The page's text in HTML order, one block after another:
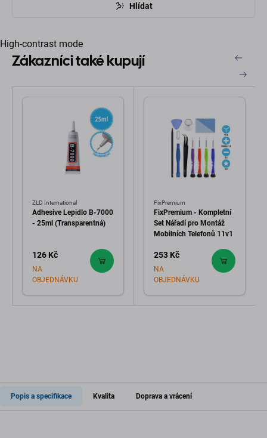
Hlídat
High-contrast mode
Zákazníci také kupují
ZLD International
Adhesive Lepidlo B-7000
- 25ml (Transparentná)
126 Kč
NA
OBJEDNÁVKU
FixPremium
FixPremium - Kompletní
Set Nářadí pro Montáž
Mobilních Telefonů 11v1
253 Kč
NA
OBJEDNÁVKU
Popis a specifikace Kvalita Doprava a vrácení